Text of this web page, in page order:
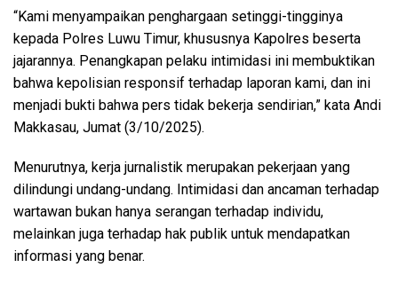
“Kami menyampaikan penghargaan setinggi-tingginya
kepada Polres Luwu Timur, khususnya Kapolres beserta
jajarannya. Penangkapan pelaku intimidasi ini membuktikan
bahwa kepolisian responsif terhadap laporan kami, dan ini
menjadi bukti bahwa pers tidak bekerja sendirian,” kata Andi
Makkasau, Jumat (3/10/2025).
Menurutnya, kerja jurnalistik merupakan pekerjaan yang
dilindungi undang-undang. Intimidasi dan ancaman terhadap
wartawan bukan hanya serangan terhadap individu,
melainkan juga terhadap hak publik untuk mendapatkan
informasi yang benar.